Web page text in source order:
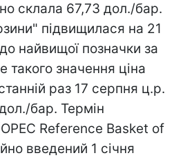
склала 67,73 дол./бар.
підвищилася на 21
найвищої позначки за
такого значення ціна
раз 17 серпня ц.р.
бар. Термін
Reference Basket of
введений 1 січня